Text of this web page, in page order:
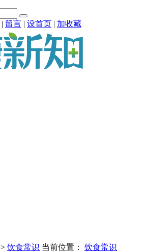
| 留言 | 设首页 | 加收藏
> 饮食常识 当前位置： 饮食常识